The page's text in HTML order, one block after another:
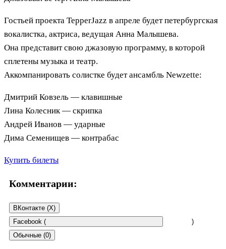
Гостьей проекта TepperJazz в апреле будет петербургская
вокалистка, актриса, ведущая Анна Малышева.
Она представит свою джазовую программу, в которой
сплетены музыка и театр.
Аккомпанировать солистке будет ансамбль Newzette:
Дмитрий Ковзель — клавишные
Лина Колесник — скрипка
Андрей Иванов — ударные
Дима Семенищев — контрабас
Купить билеты
Комментарии:
ВКонтакте (X)
Facebook (
)
Обычные (0)